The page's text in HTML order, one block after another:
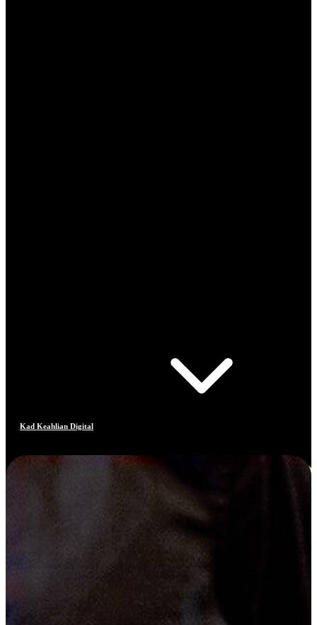
Kad Keahlian Digital